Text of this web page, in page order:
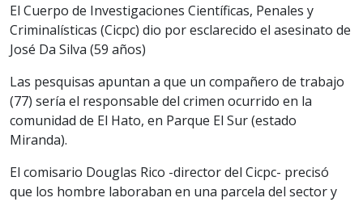
El Cuerpo de Investigaciones Científicas, Penales y
Criminalísticas (Cicpc) dio por esclarecido el asesinato de
José Da Silva (59 años)
Las pesquisas apuntan a que un compañero de trabajo
(77) sería el responsable del crimen ocurrido en la
comunidad de El Hato, en Parque El Sur (estado
Miranda).
El comisario Douglas Rico -director del Cicpc- precisó
que los hombre laboraban en una parcela del sector y